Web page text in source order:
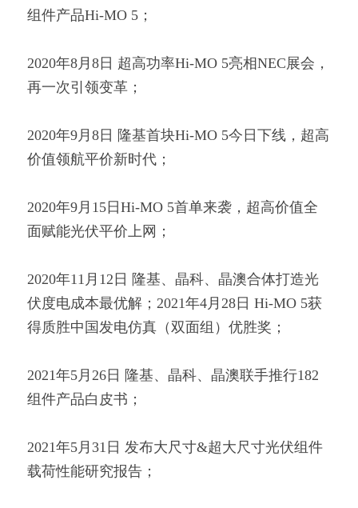
组件产品Hi-MO 5；
2020年8月8日 超高功率Hi-MO 5亮相NEC展会，
再一次引领变革；
2020年9月8日 隆基首块Hi-MO 5今日下线，超高
价值领航平价新时代；
2020年9月15日Hi-MO 5首单来袭，超高价值全
面赋能光伏平价上网；
2020年11月12日 隆基、晶科、晶澳合体打造光
伏度电成本最优解；2021年4月28日 Hi-MO 5获
得质胜中国发电仿真（双面组）优胜奖；
2021年5月26日 隆基、晶科、晶澳联手推行182
组件产品白皮书；
2021年5月31日 发布大尺寸&超大尺寸光伏组件
载荷性能研究报告；